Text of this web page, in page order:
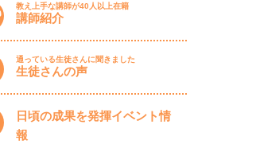
教え上手な講師が40人以上在籍
講師紹介
通っている生徒さんに聞きました
生徒さんの声
日頃の成果を発揮イベント情
報